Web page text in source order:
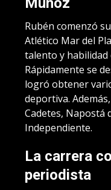
Rubén comenzó
Atlético Mar del
talento y habilidad
Rápidamente se
logró obtener
deportiva.
Cadetes, Napostá
Independiente.
La carrera
periodista